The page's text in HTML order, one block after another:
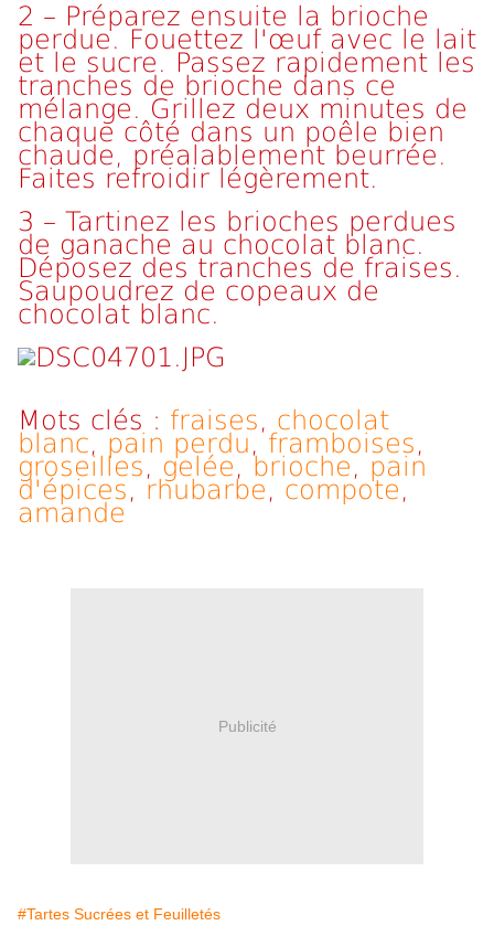
2 – Préparez ensuite la brioche
perdue. Fouettez l'œuf avec le lait
et le sucre. Passez rapidement les
tranches de brioche dans ce
mélange. Grillez deux minutes de
chaque côté dans un poêle bien
chaude, préalablement beurrée.
Faites refroidir légèrement.
3 – Tartinez les brioches perdues
de ganache au chocolat blanc.
Déposez des tranches de fraises.
Saupoudrez de copeaux de
chocolat blanc.
Mots clés : fraises, chocolat
blanc, pain perdu, framboises,
groseilles, gelée, brioche, pain
d'épices, rhubarbe, compote,
amande
Publicité
#Tartes Sucrées et Feuilletés